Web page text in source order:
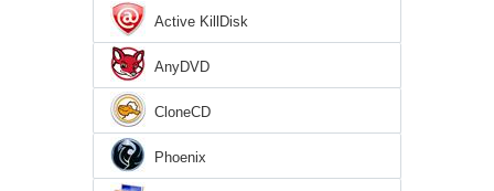
Active KillDisk
AnyDVD
CloneCD
Phoenix